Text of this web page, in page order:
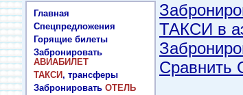
Главная
Спецпредложения
Горящие билеты
Забронировать
АВИАБИЛЕТ
ТАКСИ, трансферы
Забронировать ОТЕЛЬ
ТАКСИ в